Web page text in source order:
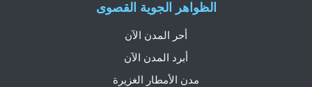
الظواهر الجوية القصوى
أحر المدن الآن
أبرد المدن الآن
مدن الأمطار الغزيرة